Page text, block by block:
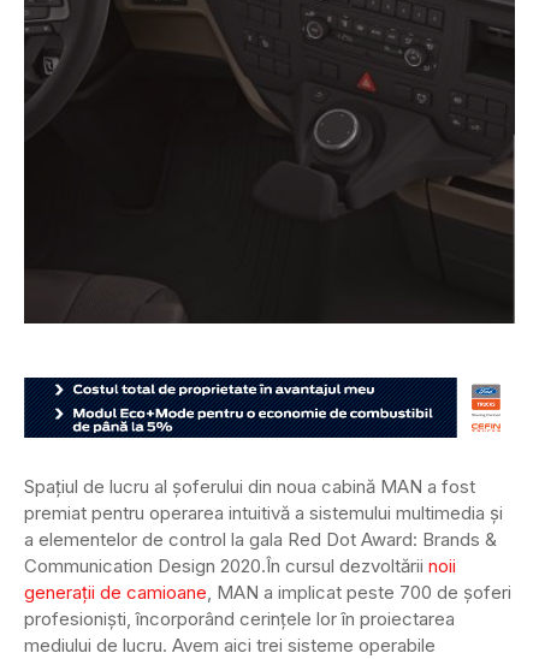
Spațiul de lucru al șoferului din noua cabină MAN a fost
premiat pentru operarea intuitivă a sistemului multimedia și
a elementelor de control la gala Red Dot Award: Brands &
Communication Design 2020.În cursul dezvoltării noii
generații de camioane, MAN a implicat peste 700 de șoferi
profesioniști, încorporând cerințele lor în proiectarea
mediului de lucru. Avem aici trei sisteme operabile